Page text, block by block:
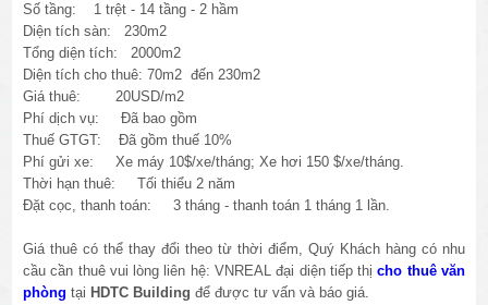
Số tầng: 1 trệt - 14 tầng - 2 hầm
Diện tích sàn: 230m2
Tổng diện tích: 2000m2
Diện tích cho thuê: 70m2 đến 230m2
Giá thuê: 20USD/m2
Phí dịch vụ: Đã bao gồm
Thuế GTGT: Đã gồm thuế 10%
Phí gửi xe: Xe máy 10$/xe/tháng; Xe hơi 150 $/xe/tháng.
Thời hạn thuê: Tối thiểu 2 năm
Đặt cọc, thanh toán: 3 tháng - thanh toán 1 tháng 1 lần.
Giá thuê có thể thay đổi theo từ thời điểm, Quý Khách hàng có nhu
cầu cần thuê vui lòng liên hệ: VNREAL đại diện tiếp thịcho thuê văn
phòngtại HDTC Buildingđể được tư vấn và báo giá.